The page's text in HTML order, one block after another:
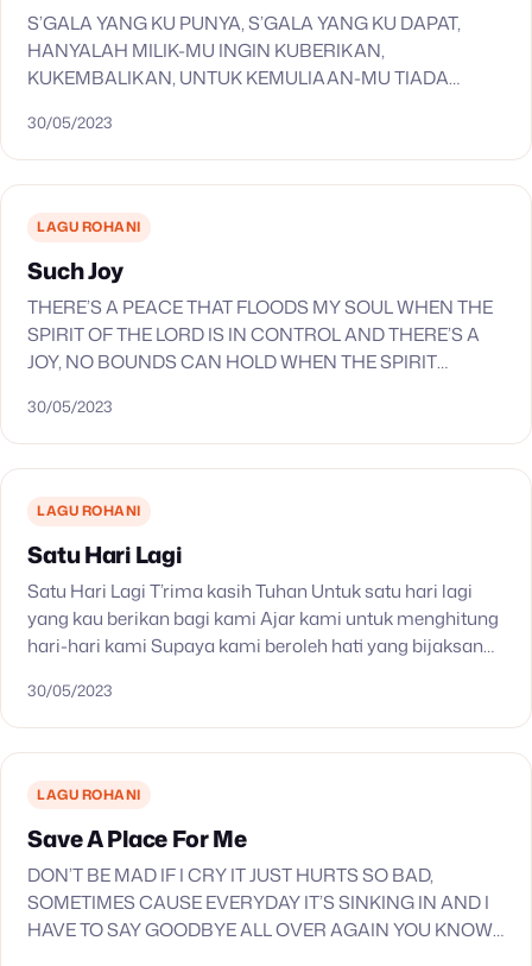
S’GALA YANG KU PUNYA, S’GALA YANG KU DAPAT,
HANYALAH MILIK-MU INGIN KUBERIKAN,
KUKEMBALIKAN, UNTUK KEMULIAAN-MU TIADA
TANGAN-MU SELAMA DARAHKU MASIH T’RUS
MENGALIR SATU JANJIKU UNTUK-MU, AKU…
30/05/2023
LAGU ROHANI
Such Joy
THERE’S A PEACE THAT FLOODS MY SOUL WHEN THE
SPIRIT OF THE LORD IS IN CONTROL AND THERE’S A
JOY, NO BOUNDS CAN HOLD WHEN THE SPIRIT
30/05/2023
LAGU ROHANI
Satu Hari Lagi
Satu Hari Lagi T’rima kasih Tuhan Untuk satu hari lagi
yang kau berikan bagi kami Ajar kami untuk menghitung
hari-hari kami Supaya kami beroleh hati yang bijaksana
30/05/2023
LAGU ROHANI
Save A Place For Me
DON’T BE MAD IF I CRY IT JUST HURTS SO BAD,
SOMETIMES CAUSE EVERYDAY IT’S SINKING IN AND I
HAVE TO SAY GOODBYE ALL OVER AGAIN YOU KNOW I